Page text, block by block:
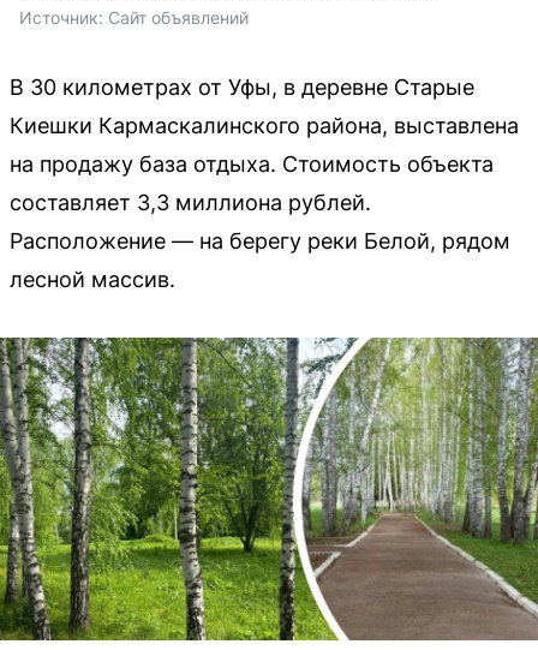
Источник: Сайт объявлений
В 30 километрах от Уфы, в деревне Старые
Киешки Кармаскалинского района, выставлена
на продажу база отдыха. Стоимость объекта
составляет 3,3 миллиона рублей.
Расположение — на берегу реки Белой, рядом
лесной массив.